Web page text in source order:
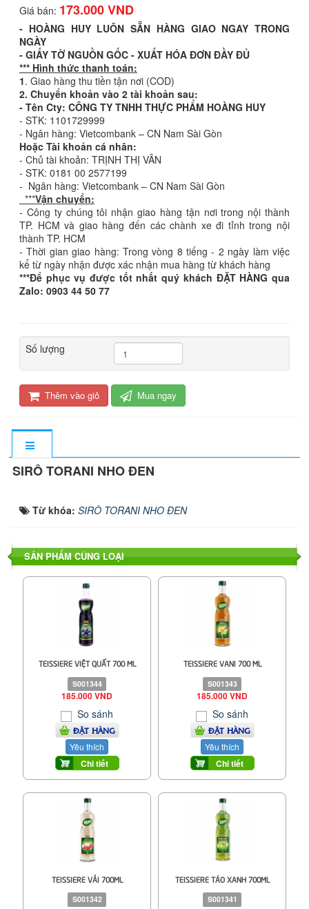
Giá bán: 173.000 VND
- HOÀNG HUY LUÔN SẴN HÀNG GIAO NGAY TRONG
NGÀY
- GIẤY TỜ NGUỒN GỐC - XUẤT HÓA ĐƠN ĐẦY ĐỦ
*** Hình thức thanh toán:
1. Giao hàng thu tiền tận nơi (COD)
2. Chuyển khoản vào 2 tài khoản sau:
- Tên Cty: CÔNG TY TNHH THỰC PHẨM HOÀNG HUY
- STK: 1101729999
- Ngân hàng: Vietcombank – CN Nam Sài Gòn
Hoặc Tài khoản cá nhân:
- Chủ tài khoản: TRỊNH THỊ VÂN
- STK: 0181 00 2577199
- Ngân hàng: Vietcombank – CN Nam Sài Gòn
***Vận chuyển:
- Công ty chúng tôi nhận giao hàng tận nơi trong nội thành
TP. HCM và giao hàng đến các chành xe đi tỉnh trong nội
thành TP. HCM
- Thời gian giao hàng: Trong vòng 8 tiếng - 2 ngày làm việc
kể từ ngày nhận được xác nhận mua hàng từ khách hàng
***Để phục vụ được tốt nhất quý khách ĐẶT HÀNG qua
Zalo: 0903 44 50 77
Số lượng
Thêm vào giỏ Mua ngay
SIRÔ TORANI NHO ĐEN
Từ khóa: SIRÔ TORANI NHO ĐEN
SẢN PHẨM CÙNG LOẠI
TEISSIERE VIỆT QUẤT 700 ML
S001344
185.000 VND
So sánh
ĐẶT HÀNG
Yêu thích
Chi tiết
TEISSIERE VANI 700 ML
S001343
185.000 VND
So sánh
ĐẶT HÀNG
Yêu thích
Chi tiết
TEISSIERE VẢI 700ML
S001342
TEISSIERE TÁO XANH 700ML
S001341